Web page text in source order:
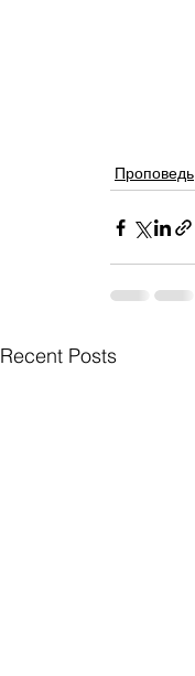
Проповедь
Recent Posts